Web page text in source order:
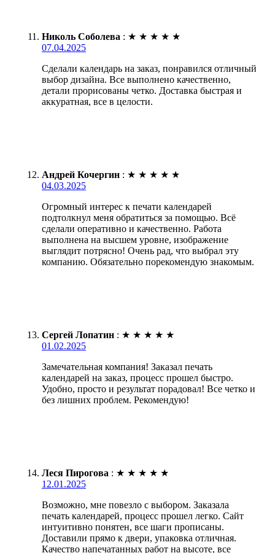
Николь Соболева : ★ ★ ★ ★ ★
07.04.2025
Сделали календарь на заказ, понравился отличный
выбор дизайна. Все выполнено качественно,
детали прорисованы четко. Доставка быстрая и
аккуратная, все в целости.
Андрей Кочергин : ★ ★ ★ ★ ★
04.03.2025
Огромный интерес к печати календарей
подтолкнул меня обратиться за помощью. Всё
сделали оперативно и качественно. Работа
выполнена на высшем уровне, изображение
выглядит потрясно! Очень рад, что выбрал эту
компанию. Обязательно порекомендую знакомым.
Сергей Лопатин : ★ ★ ★ ★ ★
01.02.2025
Замечательная компания! Заказал печать
календарей на заказ, процесс прошел быстро.
Удобно, просто и результат порадовал! Все четко и
без лишних проблем. Рекомендую!
Леся Пирогова : ★ ★ ★ ★ ★
12.01.2025
Возможно, мне повезло с выбором. Заказала
печать календарей, процесс прошел легко. Сайт
интуитивно понятен, все шаги прописаны.
Доставили прямо к двери, упаковка отличная.
Качество напечатанных работ на высоте, все